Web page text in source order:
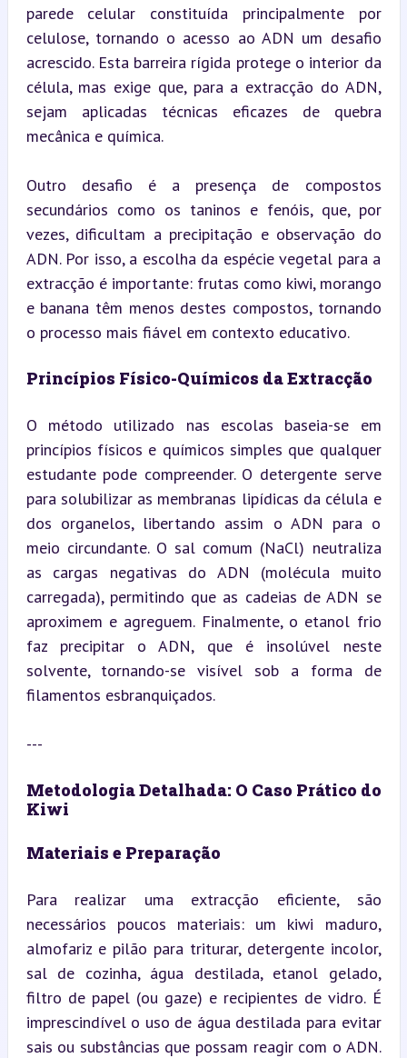
parede celular constituída principalmente por
celulose, tornando o acesso ao ADN um desafio
acrescido. Esta barreira rígida protege o interior da
célula, mas exige que, para a extracção do ADN,
sejam aplicadas técnicas eficazes de quebra
mecânica e química.
Outro desafio é a presença de compostos
secundários como os taninos e fenóis, que, por
vezes, dificultam a precipitação e observação do
ADN. Por isso, a escolha da espécie vegetal para a
extracção é importante: frutas como kiwi, morango
e banana têm menos destes compostos, tornando
o processo mais fiável em contexto educativo.
Princípios Físico-Químicos da Extracção
O método utilizado nas escolas baseia-se em
princípios físicos e químicos simples que qualquer
estudante pode compreender. O detergente serve
para solubilizar as membranas lipídicas da célula e
dos organelos, libertando assim o ADN para o
meio circundante. O sal comum (NaCl) neutraliza
as cargas negativas do ADN (molécula muito
carregada), permitindo que as cadeias de ADN se
aproximem e agreguem. Finalmente, o etanol frio
faz precipitar o ADN, que é insolúvel neste
solvente, tornando-se visível sob a forma de
filamentos esbranquiçados.
---
Metodologia Detalhada: O Caso Prático do
Kiwi
Materiais e Preparação
Para realizar uma extracção eficiente, são
necessários poucos materiais: um kiwi maduro,
almofariz e pilão para triturar, detergente incolor,
sal de cozinha, água destilada, etanol gelado,
filtro de papel (ou gaze) e recipientes de vidro. É
imprescindível o uso de água destilada para evitar
sais ou substâncias que possam reagir com o ADN.